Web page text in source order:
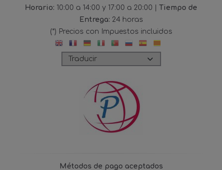
Horario: 10:00 a 14:00 y 17:00 a 20:00 | Tiempo de
Entrega: 24 horas
(*) Precios con Impuestos incluidos
Métodos de pago aceptados